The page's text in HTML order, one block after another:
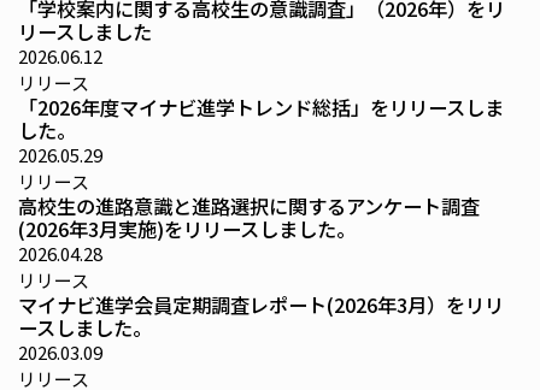
「学校案内に関する高校生の意識調査」（2026年）をリ
リースしました
2026.06.12
リリース
「2026年度マイナビ進学トレンド総括」をリリースしま
した。
2026.05.29
リリース
高校生の進路意識と進路選択に関するアンケート調査
(2026年3月実施)をリリースしました。
2026.04.28
リリース
マイナビ進学会員定期調査レポート(2026年3月）をリリ
ースしました。
2026.03.09
リリース